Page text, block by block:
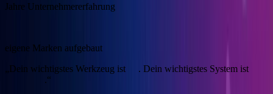
Jahre Unternehmererfahrung
eigene Marken aufgebaut
„Dein wichtigstes Werkzeug ist
. Dein wichtigstes System ist
.“